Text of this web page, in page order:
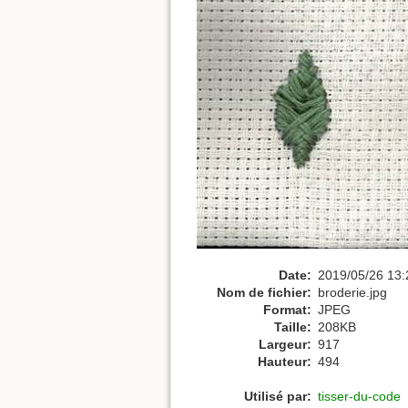
Date: 2019/05/26
Nom de fichier: broderie.jpg
Format: JPEG
Taille: 208KB
Largeur: 917
Hauteur: 494
Utilisé par: tisser-du-code